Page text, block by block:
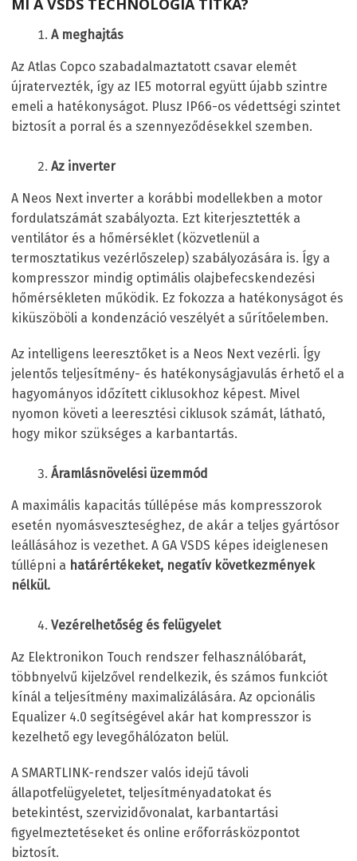
A meghajtás
Az Atlas Copco szabadalmaztatott csavar elemét
újratervezték, így az IE5 motorral együtt újabb szintre
emeli a hatékonyságot. Plusz IP66-os védettségi szintet
biztosít a porral és a szennyeződésekkel szemben.
Az inverter
A Neos Next inverter a korábbi modellekben a motor
fordulatszámát szabályozta. Ezt kiterjesztették a
ventilátor és a hőmérséklet (közvetlenül a
termosztatikus vezérlőszelep) szabályozására is. Így a
kompresszor mindig optimális olajbefecskendezési
hőmérsékleten működik. Ez fokozza a hatékonyságot és
kiküszöböli a kondenzáció veszélyét a sűrítőelemben.
Az intelligens leeresztőket is a Neos Next vezérli. Így
jelentős teljesítmény- és hatékonyságjavulás érhető el a
hagyományos időzített ciklusokhoz képest. Mivel
nyomon követi a leeresztési ciklusok számát, látható,
hogy mikor szükséges a karbantartás.
Áramlásnövelési üzemmód
A maximális kapacitás túllépése más kompresszorok
esetén nyomásveszteséghez, de akár a teljes gyártósor
leállásához is vezethet. A GA VSDS képes ideiglenesen
túllépni a határértékeket, negatív következmények
nélkül.
Vezérelhetőség és felügyelet
Az Elektronikon Touch rendszer felhasználóbarát,
többnyelvű kijelzővel rendelkezik, és számos funkciót
kínál a teljesítmény maximalizálására. Az opcionális
Equalizer 4.0 segítségével akár hat kompresszor is
kezelhető egy levegőhálózaton belül.
A SMARTLINK-rendszer valós idejű távoli
állapotfelügyeletet, teljesítményadatokat és
betekintést, szervizidővonalat, karbantartási
figyelmeztetéseket és online erőforrásközpontot
biztosít.